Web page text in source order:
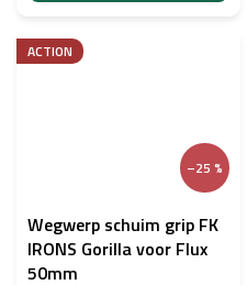
ACTION
–25 %
Wegwerp schuim grip FK
IRONS Gorilla voor Flux
50mm